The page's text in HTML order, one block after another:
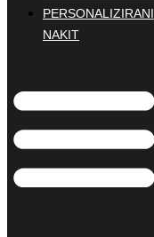
PERSONALIZIRANI
NAKIT